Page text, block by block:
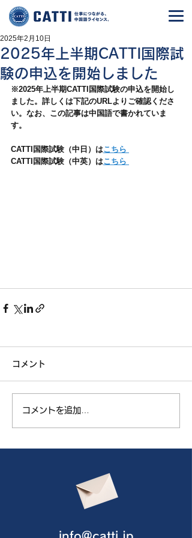
2025年上半期CATTI国際試
験の申込を開始しました
2025年2月10日
※2025年上半期CATTI国際試験の申込を開始し
ました。詳しくは下記のURLよりご確認くださ
い。なお、この記事は中国語で書かれていま
す。
CATTI国際試験（中日）はこちら
CATTI国際試験（中英）はこちら
コメント
コメントを追加…
info@catti.jp